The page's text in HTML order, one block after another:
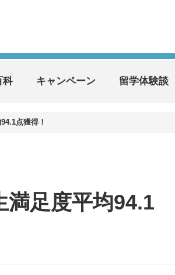
科 キャンペーン 留学体験談
点獲得！
満足度平均94.1